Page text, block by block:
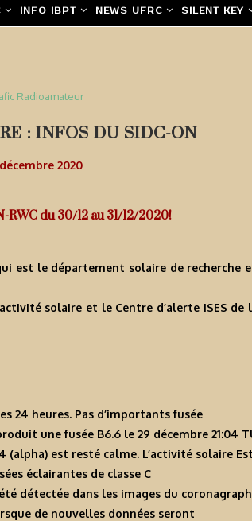
INFO IBPT NEWS UFRC SILENT KEY
Radioamateur
: INFOS DU SIDC-ON
décembre 2020
du 30/12 au 31/12/2020!
est le département solaire de recherche
solaire et le Centre d’alerte ISES de
24 heures. Pas d’importants fusée
une fusée B6.6 le 29 décembre 21:04
(alpha) est resté calme. L’activité solaire Est
éclairantes de classe C
détectée dans les images du
de nouvelles données seront